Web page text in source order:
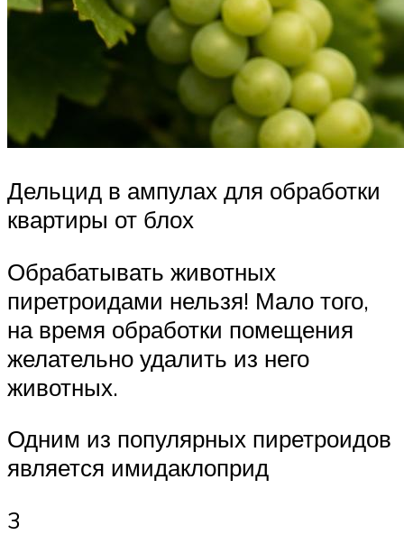
Дельцид в ампулах для обработки
квартиры от блох
Обрабатывать животных
пиретроидами нельзя! Мало того,
на время обработки помещения
желательно удалить из него
животных.
Одним из популярных пиретроидов
является имидаклоприд
3